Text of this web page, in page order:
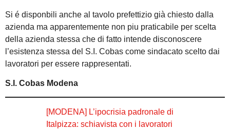
Si é disponbili anche al tavolo prefettizio già chiesto dalla
azienda ma apparentemente non piu praticabile per scelta
della azienda stessa che di fatto intende disconoscere
l’esistenza stessa del S.I. Cobas come sindacato scelto dai
lavoratori per essere rappresentati.
S.I. Cobas Modena
[MODENA] L’ipocrisia padronale di
Italpizza: schiavista con i lavoratori